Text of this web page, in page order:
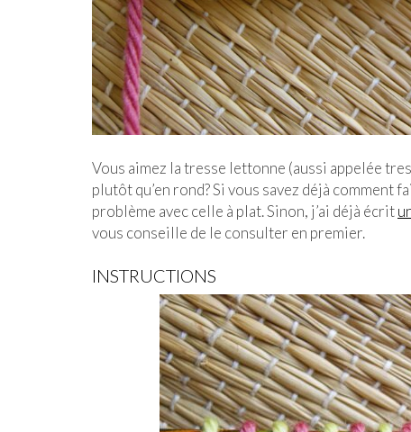
Vous aimez la tresse lettonne (aussi appelée
plutôt qu’en rond? Si vous savez déjà comment
problème avec celle à plat. Sinon, j’ai déjà écrit
vous conseille de le consulter en premier.
INSTRUCTIONS